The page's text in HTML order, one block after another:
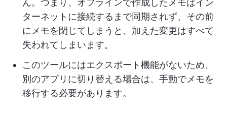
ターネットに接続するまで同期されず、その前
にメモを閉じてしまうと、加えた変更はすべて
失われてしまいます。
このツールにはエクスポート機能がないため、
別のアプリに切り替える場合は、手動でメモを
移行する必要があります。